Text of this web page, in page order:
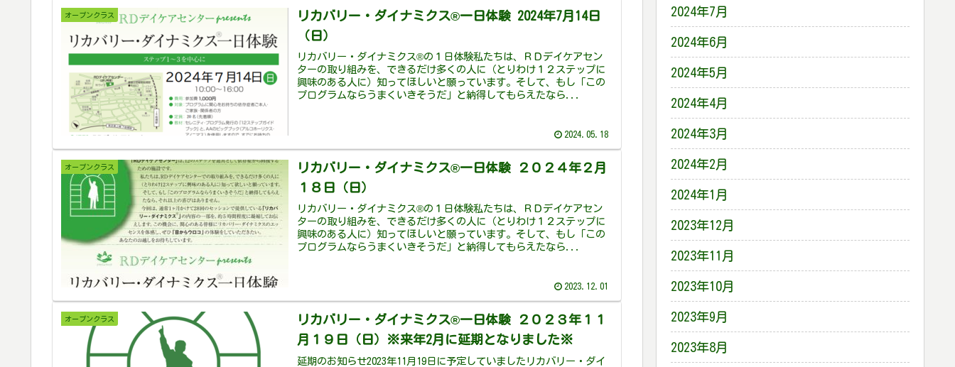
オープンクラス
リカバリー・ダイナミクス®一日体験 2024年7月14日
（日）
リカバリー・ダイナミクス®の１日体験私たちは、ＲＤデイケアセン
ターの取り組みを、できるだけ多くの人に（とりわけ１２ステップに
興味のある人に）知ってほしいと願っています。そして、もし「この
プログラムならうまくいきそうだ」と納得してもらえたなら...
2024.05.18
オープンクラス
リカバリー・ダイナミクス®一日体験 ２０２４年２月
１８日（日）
リカバリー・ダイナミクス®の１日体験私たちは、ＲＤデイケアセン
ターの取り組みを、できるだけ多くの人に（とりわけ１２ステップに
興味のある人に）知ってほしいと願っています。そして、もし「この
プログラムならうまくいきそうだ」と納得してもらえたなら...
2023.12.01
オープンクラス
リカバリー・ダイナミクス®一日体験 ２０２３年１１
月１９日（日）※来年2月に延期となりました※
延期のお知らせ2023年11月19日に予定していましたリカバリー・ダイ
2024年7月
2024年6月
2024年5月
2024年4月
2024年3月
2024年2月
2024年1月
2023年12月
2023年11月
2023年10月
2023年9月
2023年8月